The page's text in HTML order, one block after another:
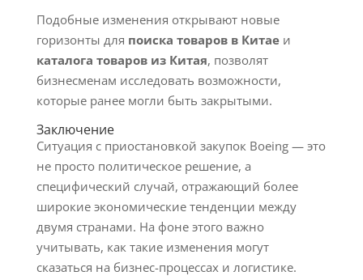
Подобные изменения открывают новые
горизонты для поиска товаров в Китаеи
каталога товаров из Китая, позволят
бизнесменам исследовать возможности,
которые ранее могли быть закрытыми.
Заключение
Ситуация с приостановкой закупок Boeing — это
не просто политическое решение, а
специфический случай, отражающий более
широкие экономические тенденции между
двумя странами. На фоне этого важно
учитывать, как такие изменения могут
сказаться на бизнес-процессах и логистике.